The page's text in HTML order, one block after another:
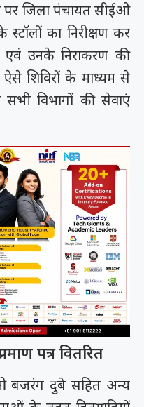
पर जिला पंचायत सीईओ
स्टॉलों का निरीक्षण कर
एवं उनके निराकरण की
ऐसे शिविरों के माध्यम से
सभी विभागों की सेवाएं
पत्र वितरित
बजरंग दुबे सहित अन्य